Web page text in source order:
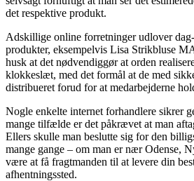
det respektive produkt.
Adskillige online forretninger udlover
produkter, eksempelvis Lisa Strikbluse
husk at det nødvendiggør at orden
klokkeslæt, med det formål at de med
distribueret forud for at medarbejderne
Nogle enkelte internet forhandlere sikrer
mange tilfælde er det påkrævet at man
Ellers skulle man beslutte sig for den
mange gange – om man er nær Odense,
være at få fragtmanden til at levere din
afhentningssted.